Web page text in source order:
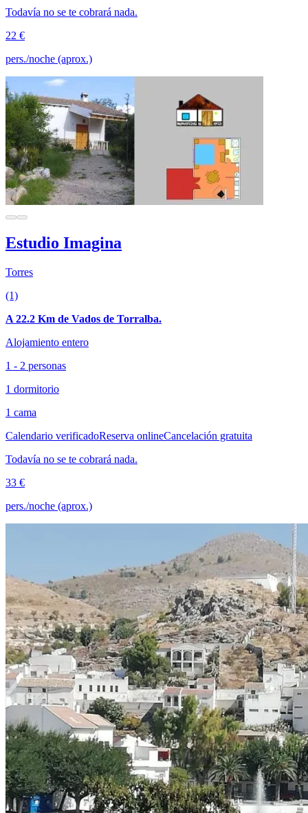
Todavía no se te cobrará nada.
22 €
pers./noche (aprox.)
Estudio Imagina
Torres
(1)
A 22.2 Km de Vados de Torralba.
Alojamiento entero
1 - 2 personas
1 dormitorio
1 cama
Calendario verificadoReserva onlineCancelación gratuita
Todavía no se te cobrará nada.
33 €
pers./noche (aprox.)